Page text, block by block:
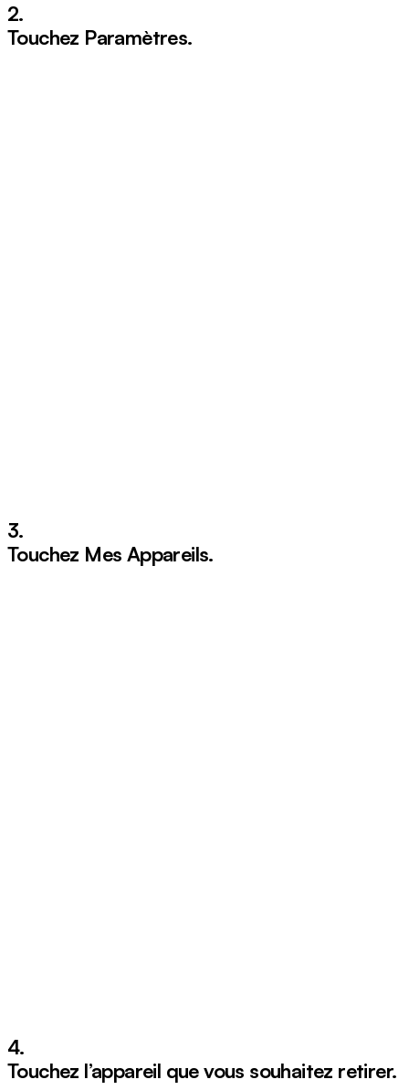
2.
Touchez Paramètres.
3.
Touchez Mes Appareils.
4.
Touchez l’appareil que vous souhaitez retirer.